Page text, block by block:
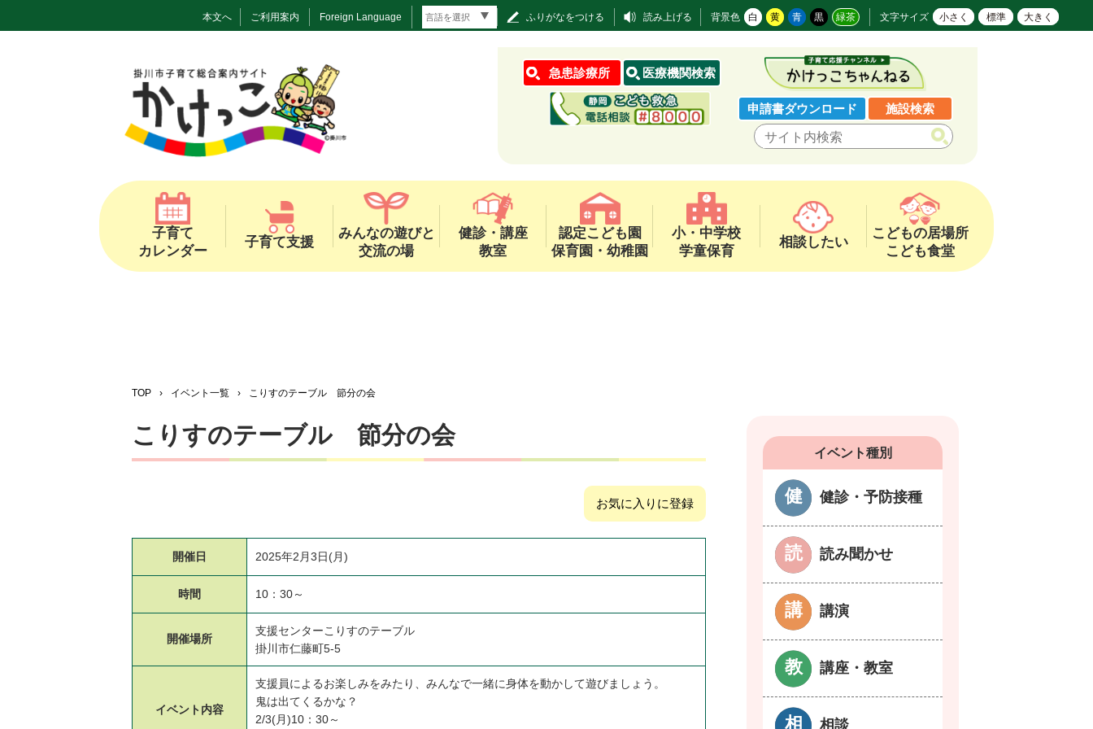
本文へ ご利用案内 Foreign Language ふりがなをつける 読み上げる 背景色 白 黄 青 黒 緑茶 文字サイズ 小さく 標準 大きく
急患診療所 医療機関検索
申請書ダウンロード 施設検索
子育て
カレンダー
子育て支援
みんなの遊びと
交流の場
健診・講座
教室
認定こども園
保育園・幼稚園
小・中学校
学童保育
相談したい
こどもの居場所
こども食堂
TOP › イベント一覧 › こりすのテーブル 節分の会
こりすのテーブル 節分の会
お気に入りに登録
開催日 2025年2月3日(月)
時間 10：30～
開催場所
支援センターこりすのテーブル
掛川市仁藤町5-5
イベント 内容
支援員によるお楽しみをみたり、みんなで一緒に身体を動かして遊びましょう。
鬼は出てくるかな？
2/3(月)10：30～
イベント種別
健診・予防接種
読み聞かせ
講演
講座・教室
相談